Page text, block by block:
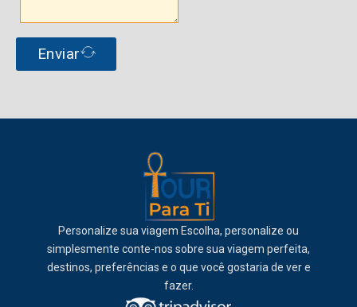
Enviar
Personalize sua viagem Escolha, personalize ou
simplesmente conte-nos sobre sua viagem perfeita,
destinos, preferências e o que você gostaria de ver e
fazer.